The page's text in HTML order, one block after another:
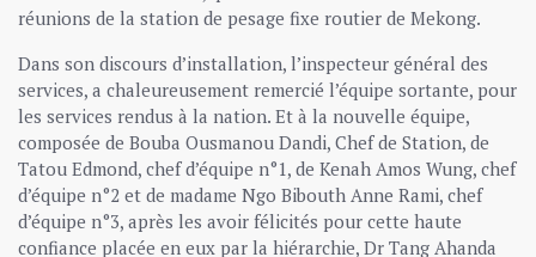
réunions de la station de pesage fixe routier de Mekong.
Dans son discours d’installation, l’inspecteur général des
services, a chaleureusement remercié l’équipe sortante, pour
les services rendus à la nation. Et à la nouvelle équipe,
composée de Bouba Ousmanou Dandi, Chef de Station, de
Tatou Edmond, chef d’équipe n°1, de Kenah Amos Wung, chef
d’équipe n°2 et de madame Ngo Bibouth Anne Rami, chef
d’équipe n°3, après les avoir félicités pour cette haute
confiance placée en eux par la hiérarchie, Dr Tang Ahanda